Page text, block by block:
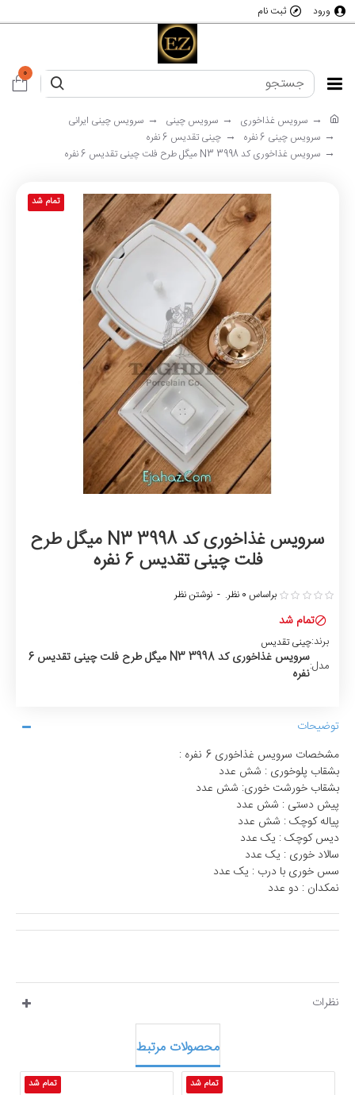
ورود ثبت نام
0
سرویس غذاخوری سرویس چینی
سرویس چینی ایرانی
سرویس چینی 6 نفره
چینی تقدیس 6 نفره
سرویس غذاخوری کد 3998 N3 میگل طرح فلت چینی تقدیس 6 نفره
تمام شد
سرویس غذاخوری کد 3998 N3 میگل طرح
فلت چینی تقدیس 6 نفره
تمام شد
برند:چینی تقدیس
مدل:
سرویس غذاخوری کد 3998 N3 میگل طرح فلت چینی تقدیس 6
نفره
براساس 0 نظر. - نوشتن نظر
توضیحات
مشخصات سرویس غذاخوری 6 نفره :
بشقاب پلوخوری : شش عدد
بشقاب خورشت خوری: شش عدد
پیش دستی : شش عدد
پیاله کوچک : شش عدد
دیس کوچک : یک عدد
سالاد خوری : یک عدد
سس خوری با درب : یک عدد
نمکدان : دو عدد
نظرات
محصولات مرتبط
تمام شد تمام شد